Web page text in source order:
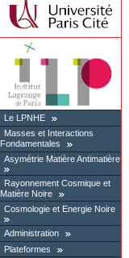
Le LPNHE
Masses et Interactions
Fondamentales
Asymétrie Matière Antimatière
Rayonnement Cosmique et
Matière Noire
Cosmologie et Energie Noire
Administration
Plateformes